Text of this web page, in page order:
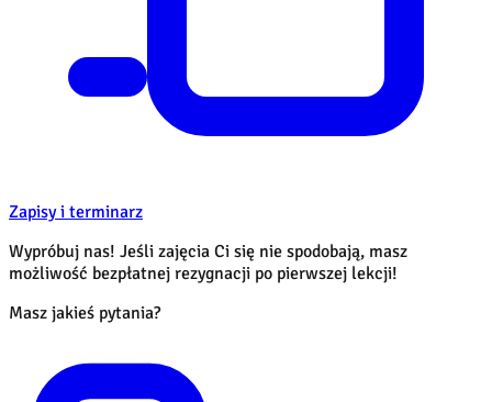
Zapisy i terminarz
Wypróbuj nas! Jeśli zajęcia Ci się nie spodobają, masz
możliwość bezpłatnej rezygnacji po pierwszej lekcji!
Masz jakieś pytania?